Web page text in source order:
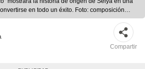
en todo un éxito. Foto: composición
Compartir